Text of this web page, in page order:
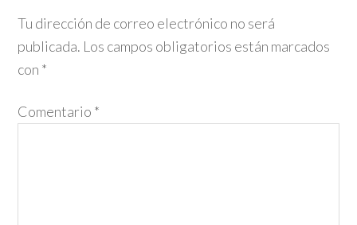
Tu dirección de correo electrónico no será
publicada. Los campos obligatorios están marcados
con *
Comentario *